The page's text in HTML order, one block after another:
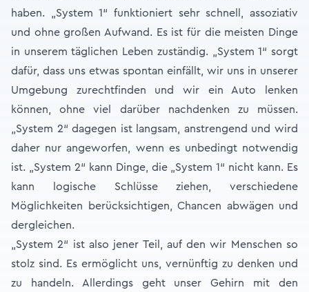
haben. „System 1“ funktioniert sehr schnell, assoziativ
und ohne großen Aufwand. Es ist für die meisten Dinge
in unserem täglichen Leben zuständig. „System 1“ sorgt
dafür, dass uns etwas spontan einfällt, wir uns in unserer
Umgebung zurechtfinden und wir ein Auto lenken
können, ohne viel darüber nachdenken zu müssen.
„System 2“ dagegen ist langsam, anstrengend und wird
daher nur angeworfen, wenn es unbedingt notwendig
ist. „System 2“ kann Dinge, die „System 1“ nicht kann. Es
kann logische Schlüsse ziehen, verschiedene
Möglichkeiten berücksichtigen, Chancen abwägen und
dergleichen.
„System 2“ ist also jener Teil, auf den wir Menschen so
stolz sind. Es ermöglicht uns, vernünftig zu denken und
zu handeln. Allerdings geht unser Gehirn mit den